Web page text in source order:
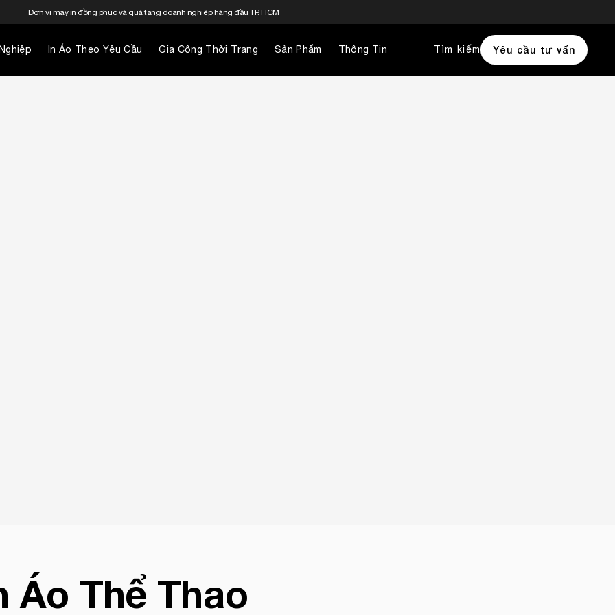
Đơn vị may in đồng phục và quà tặng doanh nghiệp hàng đầu TP. HCM
In Áo Theo Yêu Cầu Gia Công Thời Trang Sản Phẩm Thông Tin Tìm kiếm Yêu cầu tư vấn
Thể Thao